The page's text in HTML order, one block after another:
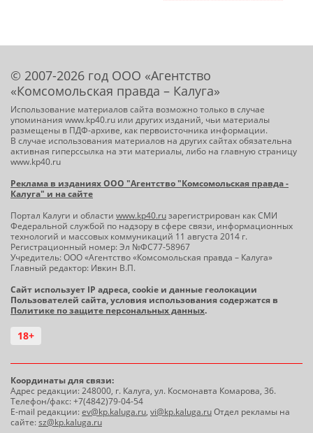
© 2007-2026 год ООО «Агентство
«Комсомольская правда – Калуга»
Использование материалов сайта возможно только в случае
упоминания www.kp40.ru или других изданий, чьи материалы
размещены в ПДФ-архиве, как первоисточника информации.
В случае использования материалов на других сайтах обязательна
активная гиперссылка на эти материалы, либо на главную страницу
www.kp40.ru
Реклама в изданиях ООО "Агентство "Комсомольская правда -
Калуга" и на сайте
Портал Калуги и области www.kp40.ruзарегистрирован как СМИ
Федеральной службой по надзору в сфере связи, информационных
технологий и массовых коммуникаций 11 августа 2014 г.
Регистрационный номер: Эл №ФС77-58967
Учредитель: ООО «Агентство «Комсомольская правда – Калуга»
Главный редактор: Ивкин В.П.
Сайт использует IP адреса, cookie и данные геолокации
Пользователей сайта, условия использования содержатся в
Политике по защите персональных данных.
18+
Координаты для связи:
Адрес редакции: 248000, г. Калуга, ул. Космонавта Комарова, 36.
Телефон/факс: +7(4842)79-04-54
E-mail редакции:ev@kp.kaluga.ru, vi@kp.kaluga.ruОтдел рекламы на
сайте:sz@kp.kaluga.ru